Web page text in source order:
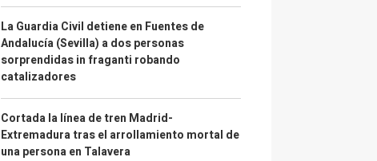
La Guardia Civil detiene en Fuentes de
Andalucía (Sevilla) a dos personas
sorprendidas in fraganti robando
catalizadores
Cortada la línea de tren Madrid-
Extremadura tras el arrollamiento mortal de
una persona en Talavera